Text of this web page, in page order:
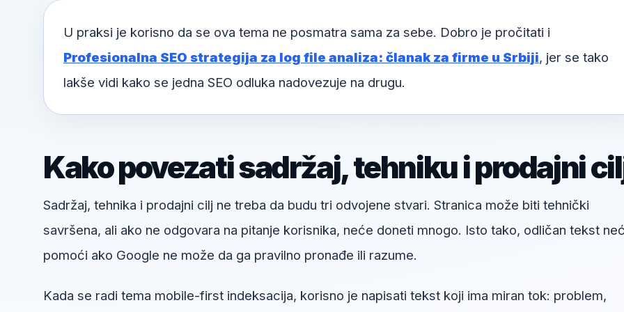
U praksi je korisno da se ova tema ne posmatra sama za sebe. Dobro je pročitati i
Profesionalna SEO strategija za log file analiza: članak za firme u Srbiji, jer se tako
lakše vidi kako se jedna SEO odluka nadovezuje na drugu.
Kako povezati sadržaj, tehniku i prodajni
Sadržaj, tehnika i prodajni cilj ne treba da budu tri odvojene stvari. Stranica može biti tehnički
savršena, ali ako ne odgovara na pitanje korisnika, neće doneti mnogo. Isto tako, odličan tekst
pomoći ako Google ne može da ga pravilno pronađe ili razume.
Kada se radi tema mobile-first indeksacija, korisno je napisati tekst koji ima miran tok: problem,